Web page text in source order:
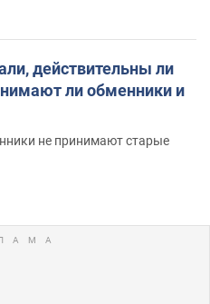
действительны ли
ли обменники и
не принимают старые